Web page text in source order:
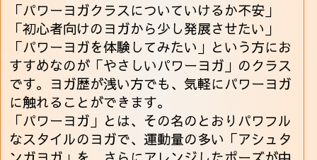
「パワーヨガクラスについていけるか不安」
「初心者向けのヨガから少し発展させたい」
「パワーヨガを体験してみたい」という方にお
すすめなのが「やさしいパワーヨガ」のクラス
です。ヨガ歴が浅い方でも、気軽にパワーヨガ
に触れることができます。
「パワーヨガ」とは、その名のとおりパワフル
なスタイルのヨガで、運動量の多い「アシュタ